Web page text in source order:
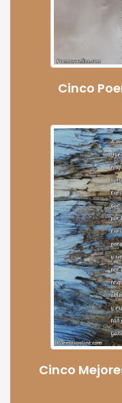
Cinco
Cinco